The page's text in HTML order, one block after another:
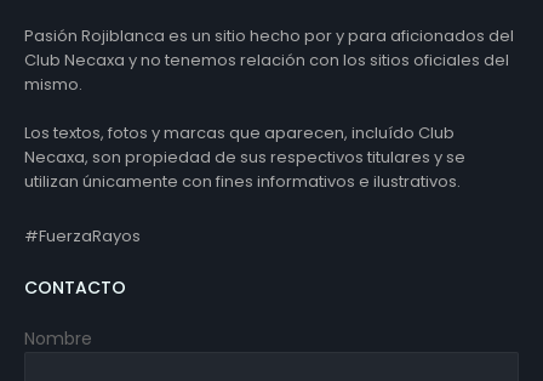
Pasión Rojiblanca es un sitio hecho por y para aficionados del
Club Necaxa y no tenemos relación con los sitios oficiales del
mismo.
Los textos, fotos y marcas que aparecen, incluído Club
Necaxa, son propiedad de sus respectivos titulares y se
utilizan únicamente con fines informativos e ilustrativos.
#FuerzaRayos
CONTACTO
Nombre